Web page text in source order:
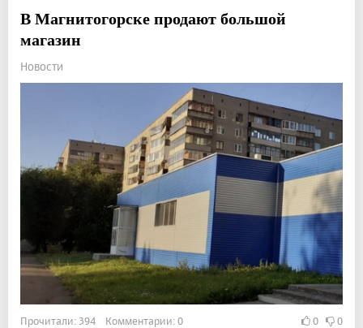
В Магнитогорске продают большой
магазин
Новости
Прочитали: 394 Комментарии: 0 0 0